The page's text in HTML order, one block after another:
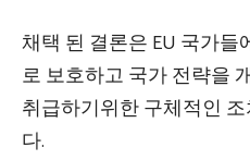
채택 된 결론은 EU 국가
로 보호하고 국가 전략을
취급하기위한 구체적인
다.